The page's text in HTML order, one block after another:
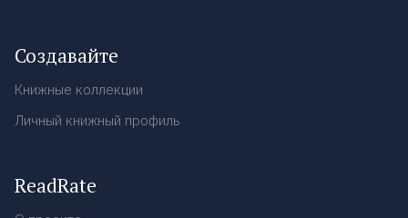
Создавайте
Книжные коллекции
Личный книжный профиль
ReadRate